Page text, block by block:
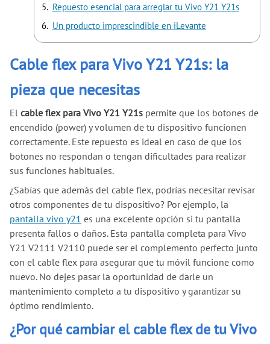
Repuesto esencial para arreglar tu Vivo Y21 Y21s
Un producto imprescindible en iLevante
Cable flex para Vivo Y21 Y21s: la
pieza que necesitas
El cable flex para Vivo Y21 Y21s permite que los botones de
encendido (power) y volumen de tu dispositivo funcionen
correctamente. Este repuesto es ideal en caso de que los
botones no respondan o tengan dificultades para realizar
sus funciones habituales.
¿Sabías que además del cable flex, podrías necesitar revisar
otros componentes de tu dispositivo? Por ejemplo, la
pantalla vivo y21 es una excelente opción si tu pantalla
presenta fallos o daños. Esta pantalla completa para Vivo
Y21 V2111 V2110 puede ser el complemento perfecto junto
con el cable flex para asegurar que tu móvil funcione como
nuevo. No dejes pasar la oportunidad de darle un
mantenimiento completo a tu dispositivo y garantizar su
óptimo rendimiento.
¿Por qué cambiar el cable flex de tu Vivo